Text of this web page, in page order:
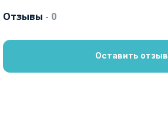
Отзывы - 0
Оставить отзыв